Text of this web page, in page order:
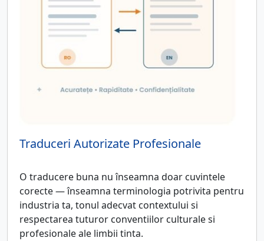
Traduceri Autorizate Profesionale
O traducere buna nu înseamna doar cuvintele
corecte — înseamna terminologia potrivita pentru
industria ta, tonul adecvat contextului si
respectarea tuturor conventiilor culturale si
profesionale ale limbii tinta.